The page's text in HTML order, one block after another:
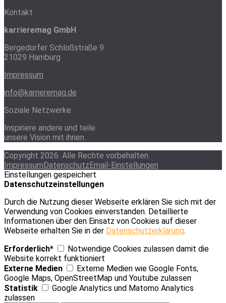
Kontakt
karrieremag GmbH
Bergedorfer Schloßstraße 9
21029 Hamburg
Impressum
info@karrieremag.de
Soziale Netzwerke
Inspiriere andere und teile
unsere Vision mit ihnen.
Copyright 2026. Alle Rechte vorbehalten.
ImpressumDatenschutzEmail-Einstellungen
Einstellungen gespeichert
Datenschutzeinstellungen
Durch die Nutzung dieser Webseite erklären Sie sich mit der
Verwendung von Cookies einverstanden. Detaillierte
Informationen über den Einsatz von Cookies auf dieser
Webseite erhalten Sie in der Datenschutzerklärung.
Erforderlich*
Notwendige Cookies zulassen damit die
Website korrekt funktioniert
Externe Medien
Externe Medien wie Google Fonts,
Google Maps, OpenStreetMap und Youtube zulassen
Statistik
Google Analytics und Matomo Analytics
zulassen